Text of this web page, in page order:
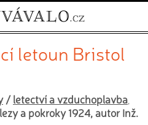
letoun Bristol
/letectví a vzduchoplavba
a pokroky 1924, autor Inž.